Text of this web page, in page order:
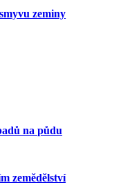
zeminy
na půdu
zemědělství